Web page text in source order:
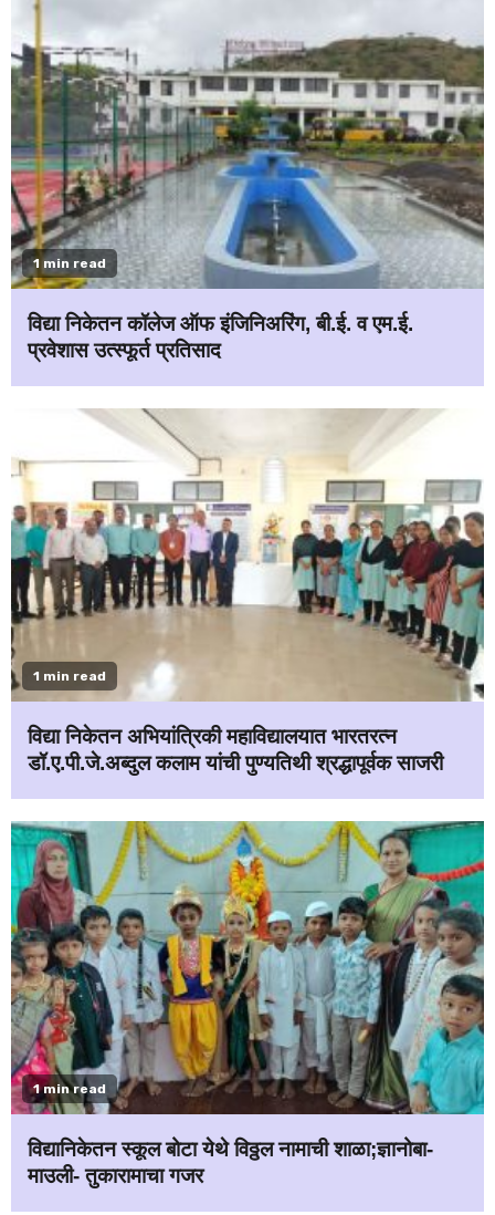
1 min read
विद्या निकेतन कॉलेज ऑफ इंजिनिअरिंग, बी.ई. व एम.ई.
प्रवेशास उत्स्फूर्त प्रतिसाद
1 min read
विद्या निकेतन अभियांत्रिकी महाविद्यालयात भारतरत्न
डॉ.ए.पी.जे.अब्दुल कलाम यांची पुण्यतिथी श्रद्धापूर्वक साजरी
1 min read
विद्यानिकेतन स्कूल बोटा येथे विठ्ठल नामाची शाळा;ज्ञानोबा-
माउली- तुकारामाचा गजर